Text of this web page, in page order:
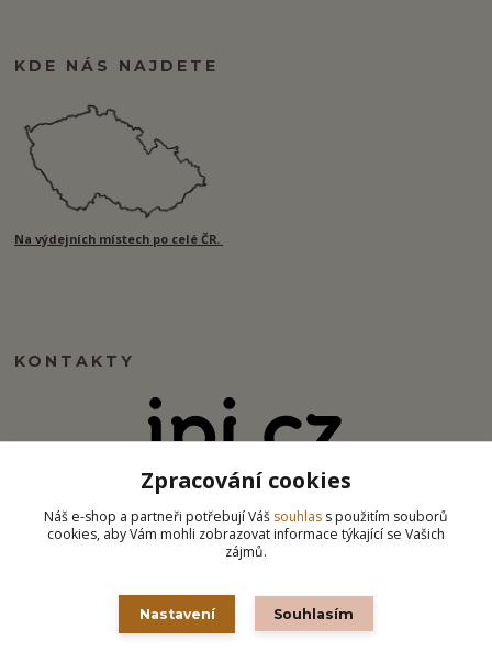
KDE NÁS NAJDETE
Na výdejních místech po celé ČR.
KONTAKTY
info@ipj.cz
Zpracování cookies
Náš e-shop a partneři potřebují Váš souhlas s použitím souborů
cookies, aby Vám mohli zobrazovat informace týkající se Vašich
zájmů.
Nastavení Souhlasím